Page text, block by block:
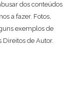
dos conteúdos
a fazer. Fotos,
exemplos de
de Autor.